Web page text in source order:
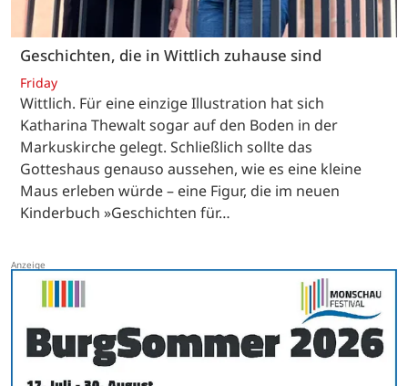
Geschichten, die in Wittlich zuhause sind
Friday
Wittlich. Für eine einzige Illustration hat sich
Katharina Thewalt sogar auf den Boden in der
Markuskirche gelegt. Schließlich sollte das
Gotteshaus genauso aussehen, wie es eine kleine
Maus erleben würde – eine Figur, die im neuen
Kinderbuch »Geschichten für…